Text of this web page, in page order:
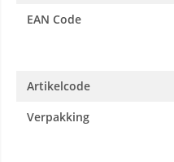
EAN Code
Artikelcode
Verpakking